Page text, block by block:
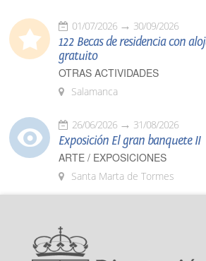
01/07/2026 30/09/2026
122 Becas de residencia con
gratuito
OTRAS ACTIVIDADES
Salamanca
26/06/2026 31/08/2026
Exposición El gran banquete II
ARTE / EXPOSICIONES
Santa Marta de Tormes